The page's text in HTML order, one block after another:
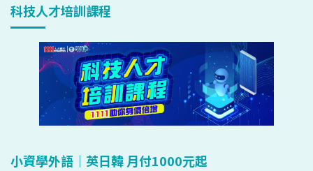
科技人才培訓課程
小資學外語｜英日韓 月付1000元起